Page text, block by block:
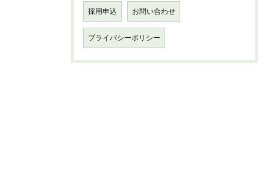
採用申込 お問い合わせ
プライバシーポリシー